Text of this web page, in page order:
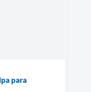
para